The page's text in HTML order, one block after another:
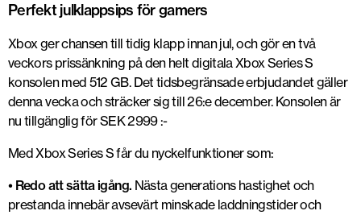
Perfekt julklappsips för gamers
Xbox ger chansen till tidig klapp innan jul, och gör en två
veckors prissänkning på den helt digitala Xbox Series S
konsolen med 512 GB. Det tidsbegränsade erbjudandet gäller
denna vecka och sträcker sig till 26:e december. Konsolen är
nu tillgänglig för SEK 2999 :-
Med Xbox Series S får du nyckelfunktioner som:
• Redo att sätta igång. Nästa generations hastighet och
prestanda innebär avsevärt minskade laddningstider och